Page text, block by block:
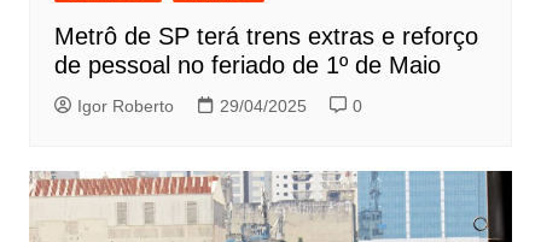
Metrô de SP terá trens extras e reforço
de pessoal no feriado de 1º de Maio
Igor Roberto 29/04/2025 0